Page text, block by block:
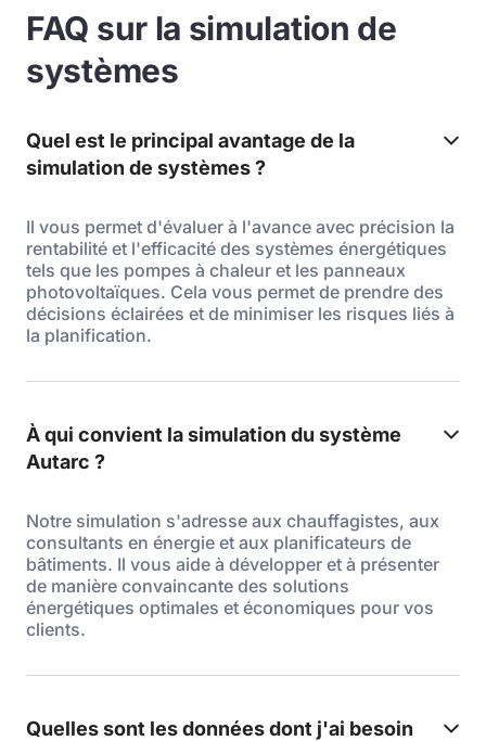
FAQ sur la simulation de
systèmes
Quel est le principal avantage de la
simulation de systèmes ?
Il vous permet d'évaluer à l'avance avec précision la
rentabilité et l'efficacité des systèmes énergétiques
tels que les pompes à chaleur et les panneaux
photovoltaïques. Cela vous permet de prendre des
décisions éclairées et de minimiser les risques liés à
la planification.
À qui convient la simulation du système
Autarc ?
Notre simulation s'adresse aux chauffagistes, aux
consultants en énergie et aux planificateurs de
bâtiments. Il vous aide à développer et à présenter
de manière convaincante des solutions
énergétiques optimales et économiques pour vos
clients.
Quelles sont les données dont j'ai besoin